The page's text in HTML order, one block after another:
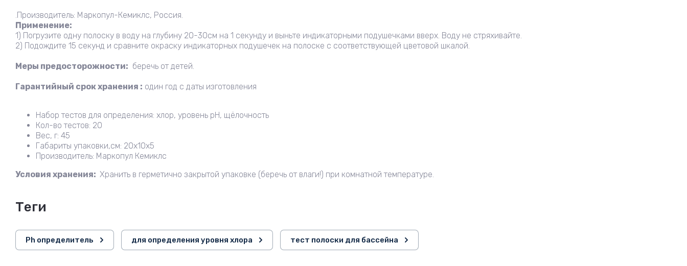
.Производитель: Маркопул-Кемиклс, Россия.
Применение:
1) Погрузите одну полоску в воду на глубину 20-30см на 1 секунду и выньте индикаторными подушечками вверх. Воду не стряхивайте.
2) Подождите 15 секунд и сравните окраску индикаторных подушечек на полоске с соответствующей цветовой шкалой.
Меры предосторожности: беречь от детей.
Гарантийный срок хранения : один год с даты изготовления
Набор тестов для определения: хлор, уровень рН, щёлочность
Кол-во тестов: 20
Вес, г: 45
Габариты упаковки,см: 20х10х5
Производитель: Маркопул Кемиклс
Условия хранения: Хранить в герметично закрытой упаковке (беречь от влаги!) при комнатной температуре.
теги
Ph определитель для определения уровня хлора тест полоски для бассейна